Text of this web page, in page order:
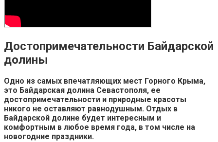
Достопримечательности Байдарской
долины
Одно из самых впечатляющих мест Горного Крыма,
это Байдарская долина Севастополя, ее
достопримечательности и природные красоты
никого не оставляют равнодушным. Отдых в
Байдарской долине будет интересным и
комфортным в любое время года, в том числе на
новогодние праздники.